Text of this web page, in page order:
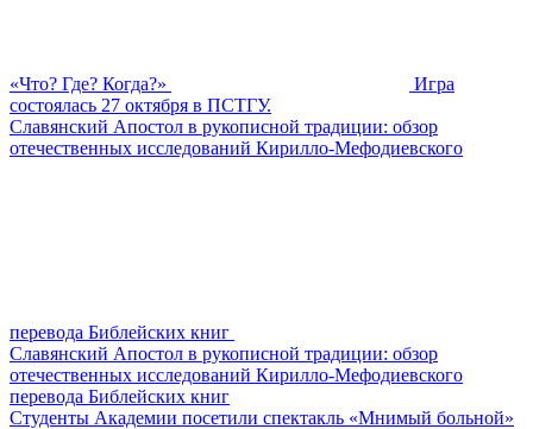
«Что? Где? Когда?»
Игра
состоялась 27 октября в ПСТГУ.
Славянский Апостол в рукописной традиции: обзор
отечественных исследований Кирилло-Мефодиевского
перевода Библейских книг
Славянский Апостол в рукописной традиции: обзор
отечественных исследований Кирилло-Мефодиевского
перевода Библейских книг
Студенты Академии посетили спектакль «Мнимый больной»